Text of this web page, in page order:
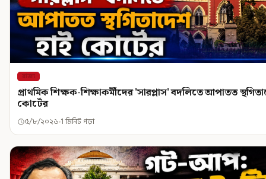
রাজ্য
প্রাথমিক শিক্ষক-শিক্ষাকর্মীদের 'সারপ্লাস' বদলিতে আপাতত
কোর্টের
৫/৮/২০২৬ 1 মিনিট পড়া